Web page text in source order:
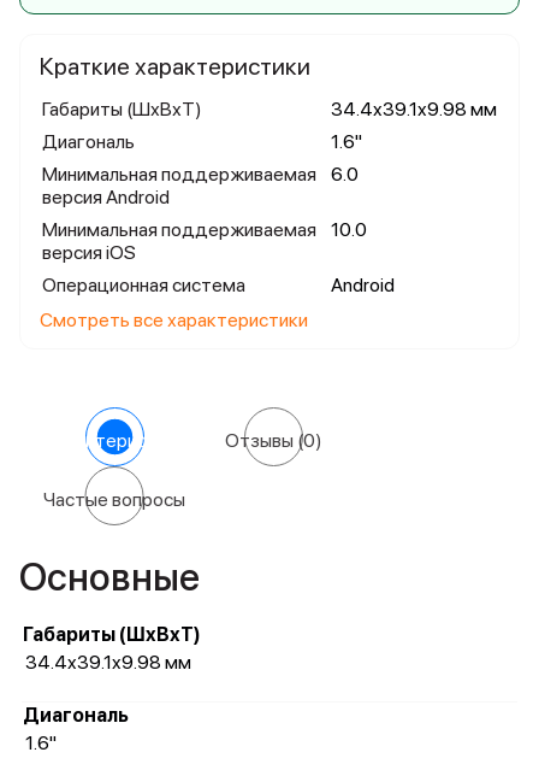
Краткие характеристики
Габариты (ШхВхТ)
34.4x39.1x9.98 мм
Диагональ
1.6"
Минимальная поддерживаемая
версия Android
6.0
Минимальная поддерживаемая
версия iOS
10.0
Операционная система
Android
Смотреть все характеристики
Характеристики Отзывы (0)
Частые вопросы
Основные
Габариты (ШхВхТ)
34.4x39.1x9.98 мм
Диагональ
1.6"